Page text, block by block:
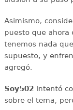
Asimismo,
puesto que ahora
tenemos nada
supuesto, y
agregó.
Soy502intentó
sobre el tema,